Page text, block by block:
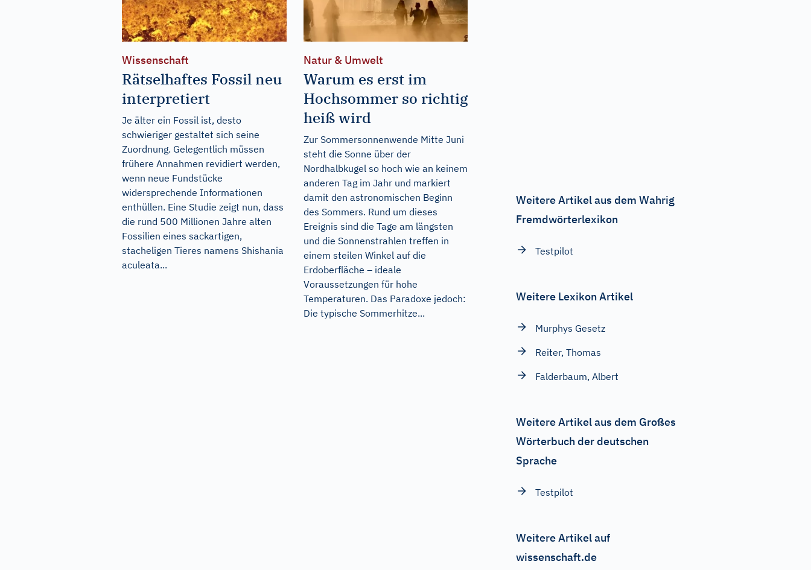
Wissenschaft
Rätselhaftes Fossil neu
interpretiert
Je älter ein Fossil ist, desto
schwieriger gestaltet sich seine
Zuordnung. Gelegentlich müssen
frühere Annahmen revidiert werden,
wenn neue Fundstücke
widersprechende Informationen
enthüllen. Eine Studie zeigt nun, dass
die rund 500 Millionen Jahre alten
Fossilien eines sackartigen,
stacheligen Tieres namens Shishania
aculeata...
Natur & Umwelt
Warum es erst im
Hochsommer so richtig
heiß wird
Zur Sommersonnenwende Mitte Juni
steht die Sonne über der
Nordhalbkugel so hoch wie an keinem
anderen Tag im Jahr und markiert
damit den astronomischen Beginn
des Sommers. Rund um dieses
Ereignis sind die Tage am längsten
und die Sonnenstrahlen treffen in
einem steilen Winkel auf die
Erdoberfläche – ideale
Voraussetzungen für hohe
Temperaturen. Das Paradoxe jedoch:
Die typische Sommerhitze...
Weitere Artikel aus dem Wahrig
Fremdwörterlexikon
Testpilot
Weitere Lexikon Artikel
Murphys Gesetz
Reiter, Thomas
Falderbaum, Albert
Weitere Artikel aus dem Großes
Wörterbuch der deutschen
Sprache
Testpilot
Weitere Artikel auf
wissenschaft.de